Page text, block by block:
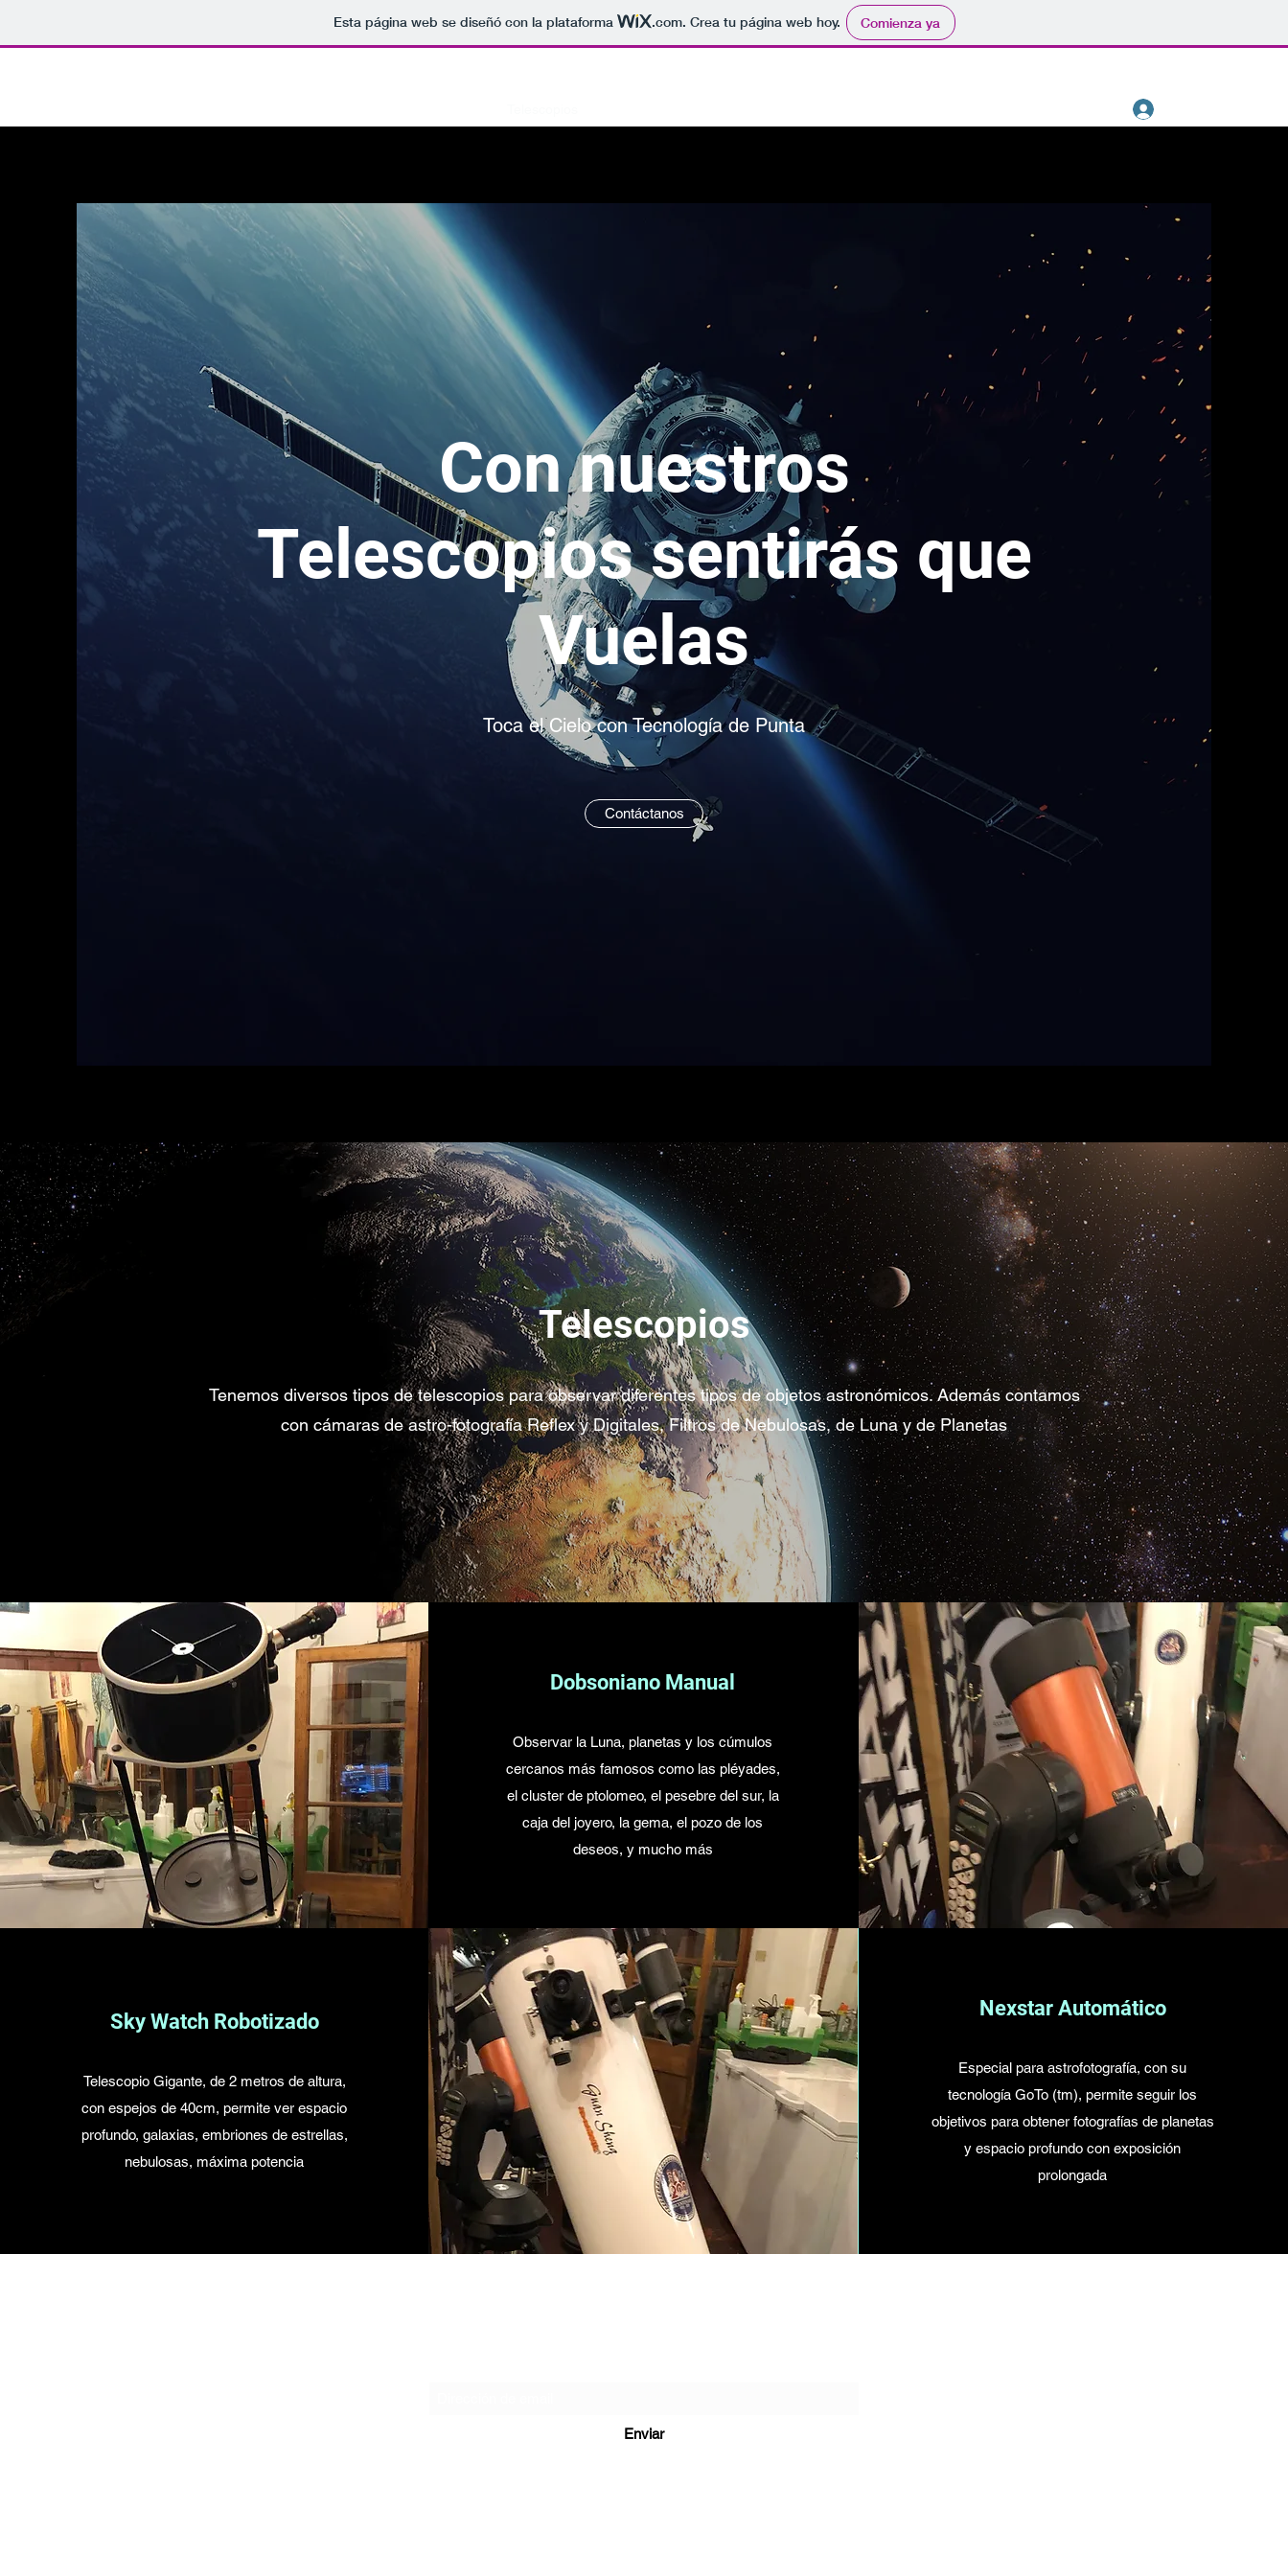
Esta página web se diseñó con la plataforma .com. Crea tu página web hoy. Comienza ya
Con nuestros
Telescopios sentirás que
Vuelas
Toca el Cielo con Tecnología de Punta
Contáctanos
Telescopios
Tenemos diversos tipos de telescopios para observar diferentes tipos de objetos astronómicos. Además contamos
con cámaras de astro-fotografía Reflex y Digitales, Filtros de Nebulosas, de Luna y de Planetas
Dobsoniano Manual
Observar la Luna, planetas y los cúmulos
cercanos más famosos como las pléyades,
el cluster de ptolomeo, el pesebre del sur, la
caja del joyero, la gema, el pozo de los
deseos, y mucho más
Sky Watch Robotizado
Telescopio Gigante, de 2 metros de altura,
con espejos de 40cm, permite ver espacio
profundo, galaxias, embriones de estrellas,
nebulosas, máxima potencia
Nexstar Automático
Especial para astrofotografía, con su
tecnología GoTo (tm), permite seguir los
objetivos para obtener fotografías de planetas
y espacio profundo con exposición
prolongada
Enviar